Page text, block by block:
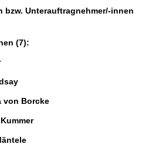
bzw. Unterauftragnehmer/-innen
(7):
von Borcke